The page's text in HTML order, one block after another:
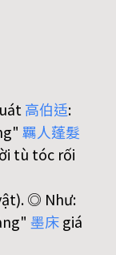
高伯适:
羈人蓬髮
tù tóc rối
◎ Như:
墨床giá